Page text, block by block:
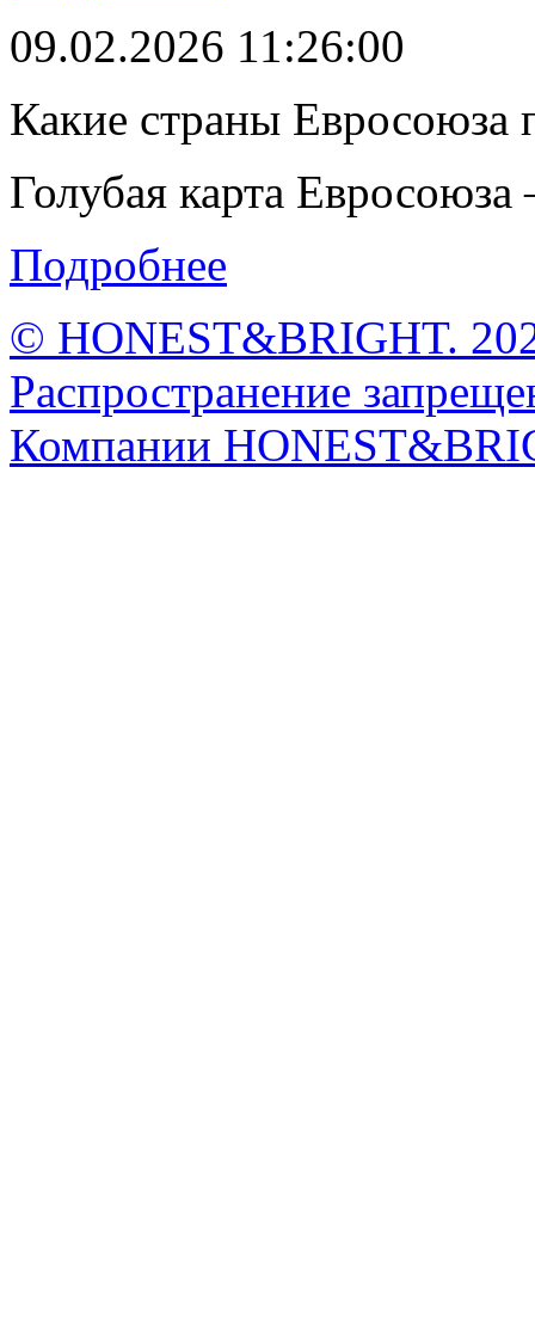
09.02.2026 11:26:00
Какие страны Евросоюза
Голубая карта Евросоюза
Подробнее
© HONEST&BRIGHT.
Распространение
Компании